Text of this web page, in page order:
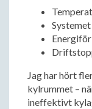
Jag har hört
kylrummet –
ineffektivt